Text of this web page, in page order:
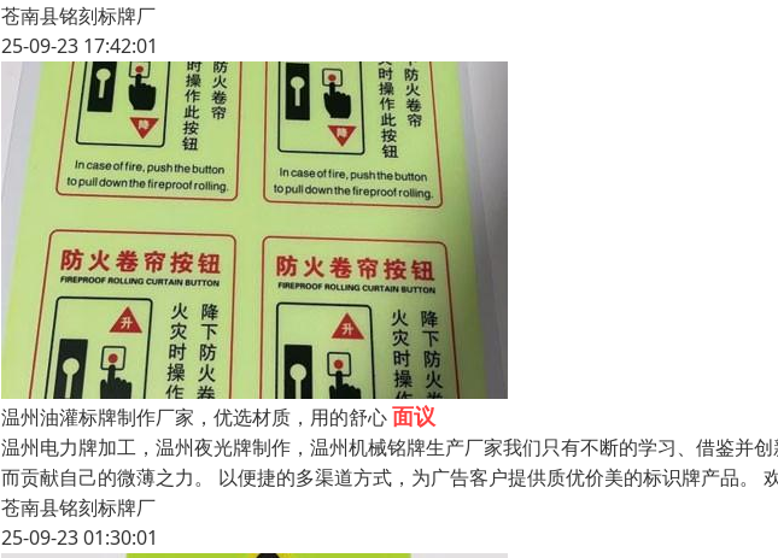
苍南县铭刻标牌厂
25-09-23 17:42:01
温州油灌标牌制作厂家，优选材质，用的舒心面议
温州电力牌加工，温州夜光牌制作，温州机械铭牌生产厂家我们只有不断的学习、借鉴并
而贡献自己的微薄之力。 以便捷的多渠道方式，为广告客户提供质优价美的标识牌产品。
苍南县铭刻标牌厂
25-09-23 01:30:01